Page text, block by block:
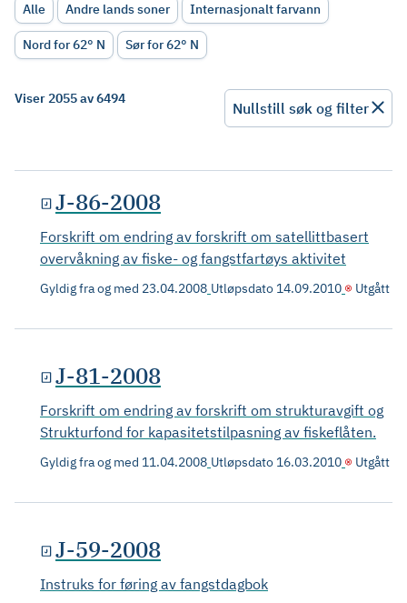
Alle
Andre lands soner Internasjonalt farvann
Nord for 62° N Sør for 62° N
Viser 2055 av 6494
Nullstill søk og filter
J-86-2008
Forskrift om endring av forskrift om satellittbasert
overvåkning av fiske- og fangstfartøys aktivitet
Gyldig fra og med 23.04.2008 Utløpsdato 14.09.2010 Utgått
J-81-2008
Forskrift om endring av forskrift om strukturavgift og
Strukturfond for kapasitetstilpasning av fiskeflåten.
Gyldig fra og med 11.04.2008 Utløpsdato 16.03.2010 Utgått
J-59-2008
Instruks for føring av fangstdagbok